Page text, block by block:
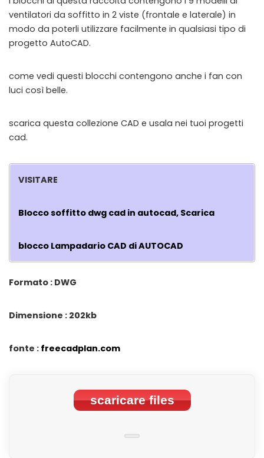
ventilatori da soffitto in 2 viste (frontale e laterale) in
modo da poterli utilizzare facilmente in qualsiasi tipo di
progetto AutoCAD.
come vedi questi blocchi contengono anche i fan con
luci così belle.
scarica questa collezione CAD e usala nei tuoi progetti
cad.
VISITARE
Blocco soffitto dwg cad in autocad, Scarica
blocco Lampadario CAD di AUTOCAD
Formato : DWG
Dimensione : 202kb
fonte : freecadplan.com
scaricare files